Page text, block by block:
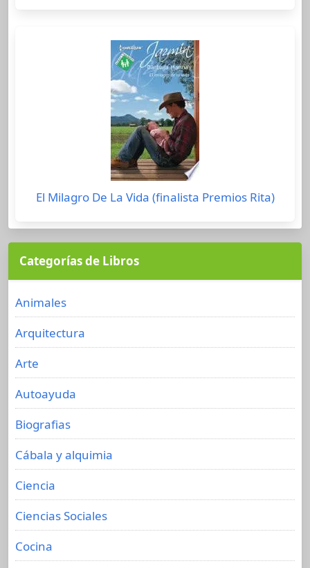
El Milagro De La Vida (finalista Premios Rita)
Categorías de Libros
Animales
Arquitectura
Arte
Autoayuda
Biografias
Cábala y alquimia
Ciencia
Ciencias Sociales
Cocina